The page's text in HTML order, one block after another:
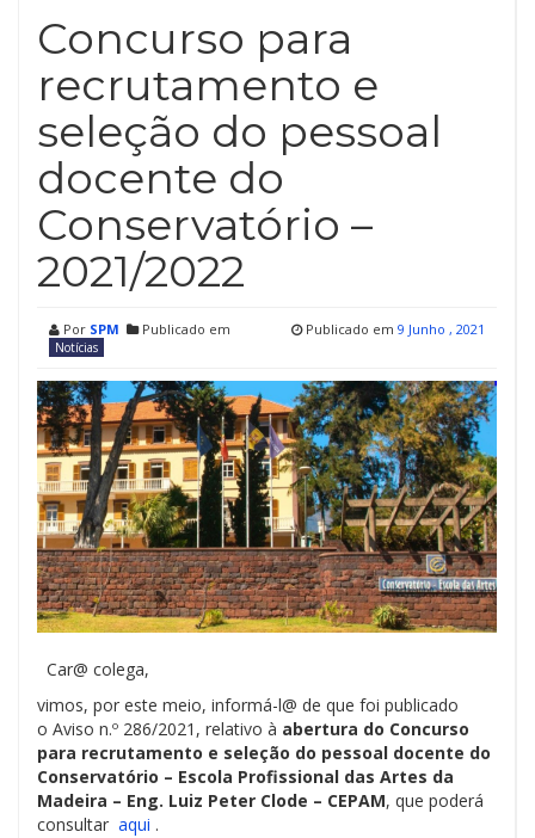
Concurso para
recrutamento e
seleção do pessoal
docente do
Conservatório –
2021/2022
Por SPM Publicado em
Notícias
Publicado em 9 Junho , 2021
Car@ colega,
vimos, por este meio, informá-l@ de que foi publicado
o Aviso n.º 286/2021, relativo à abertura do Concurso
para recrutamento e seleção do pessoal docente do
Conservatório – Escola Profissional das Artes da
Madeira – Eng. Luiz Peter Clode – CEPAM, que poderá
consultar aqui .